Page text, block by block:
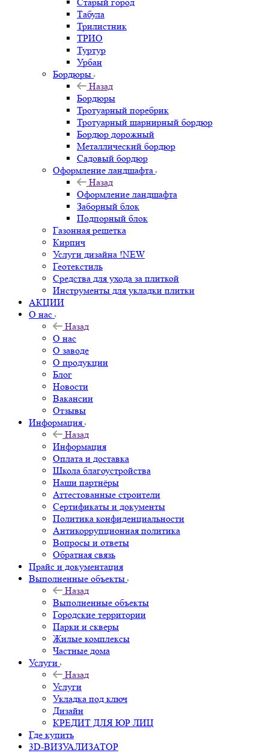
Табула
Трилистник
ТРИО
Туртур
Урбан
Бордюры
Назад
Бордюры
Тротуарный поребрик
Тротуарный шарнирный бордюр
Бордюр дорожный
Металлический бордюр
Садовый бордюр
Оформление ландшафта
Назад
Оформление ландшафта
Заборный блок
Подпорный блок
Газонная решетка
Кирпич
Услуги дизайна !NEW
Геотекстиль
Средства для ухода за плиткой
Инструменты для укладки плитки
АКЦИИ
О нас
Назад
О нас
О заводе
О продукции
Блог
Новости
Вакансии
Отзывы
Информация
Назад
Информация
Оплата и доставка
Школа благоустройства
Наши партнёры
Аттестованные строители
Сертификаты и документы
Политика конфиденциальности
Антикоррупционная политика
Вопросы и ответы
Обратная связь
Прайс и документация
Выполненные объекты
Назад
Выполненные объекты
Городские территории
Парки и скверы
Жилые комплексы
Частные дома
Услуги
Назад
Услуги
Укладка под ключ
Дизайн
КРЕДИТ ДЛЯ ЮР ЛИЦ
Где купить
3D-ВИЗУАЛИЗАТОР